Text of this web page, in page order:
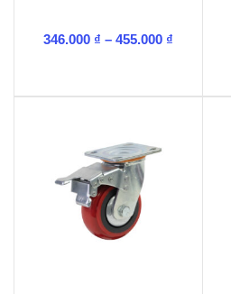
346.000 ₫ – 455.000 ₫